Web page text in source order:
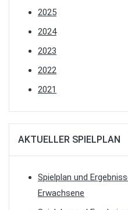
2025
2024
2023
2022
2021
AKTUELLER SPIELPLAN
Spielplan und
Erwachsene